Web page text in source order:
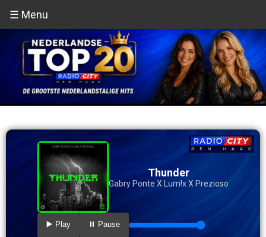
☰ Menu
Thunder
Gabry Ponte X Lum!x X Prezioso
▶️ Play ⏸️ Pause